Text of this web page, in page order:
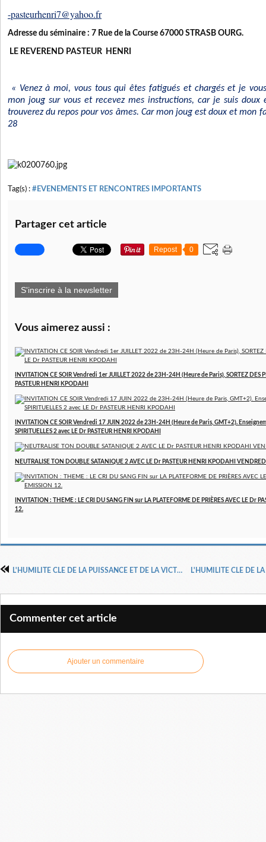
-pasteurhenri7@yahoo.fr
Adresse du séminaire : 7 Rue de la Course 67000 STRASB OURG.
LE REVEREND PASTEUR HENRI
« Venez à moi, vous tous qui êtes fatigués et chargés et je
mon joug sur vous et recevez mes instructions, car je suis
trouverez du repos pour vos âmes. Car mon joug est doux et mon
28
Tag(s) : #EVENEMENTS ET RENCONTRES IMPORTANTS
Partager cet article
Repost 0
S'inscrire à la newsletter
Vous aimerez aussi :
INVITATION CE SOIR Vendredi 1er JUILLET 2022 de 23H-24H (Heure de Paris), SORTEZ DES
PASTEUR HENRI KPODAHI
INVITATION CE SOIR Vendredi 17 JUIN 2022 de 23H-24H (Heure de Paris, GMT+2).
SPIRITUELLES 2 avec LE Dr PASTEUR HENRI KPODAHI
NEUTRALISE TON DOUBLE SATANIQUE 2 AVEC LE Dr PASTEUR HENRI KPODAHI
INVITATION : THEME : LE CRI DU SANG FIN sur LA PLATEFORME DE PRIÈRES AVEC LE Dr
12.
L'HUMILITE CLE DE LA PUISSANCE ET DE LA VICTOIRE
Commenter cet article
Ajouter un commentaire